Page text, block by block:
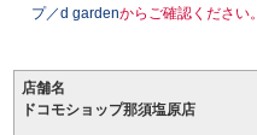
プ／d gardenからご確認ください。
店舗名
ドコモショップ那須塩原店